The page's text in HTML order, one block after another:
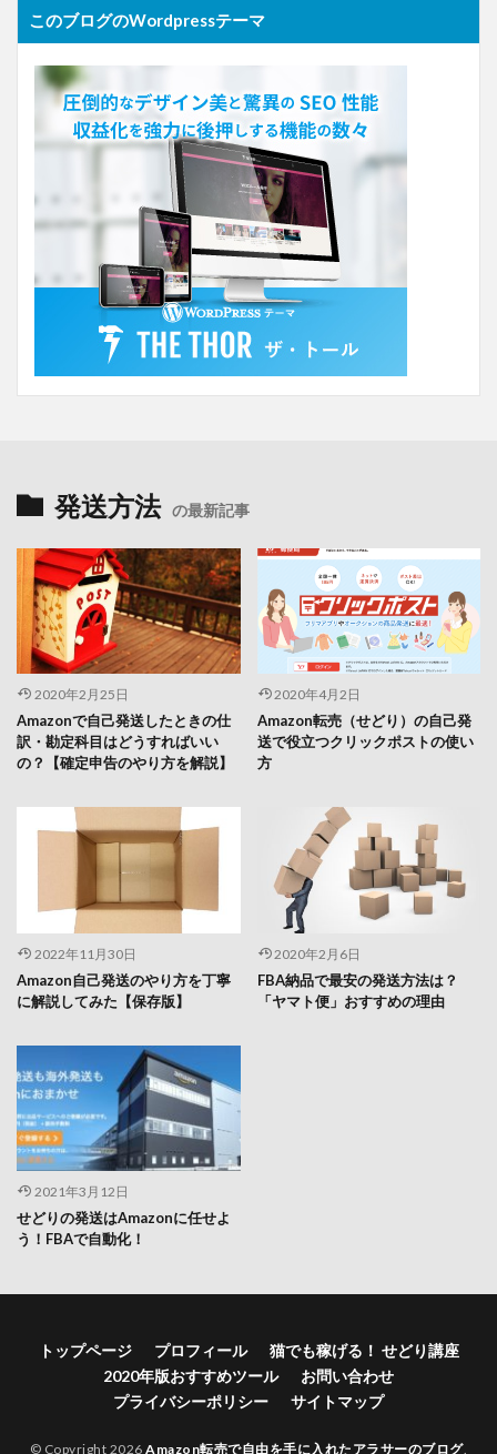
このブログのWordpressテーマ
発送方法 の最新記事
2020年2月25日
Amazonで自己発送したときの仕
訳・勘定科目はどうすればいい
の？【確定申告のやり方を解説】
2020年4月2日
Amazon転売（せどり）の自己発
送で役立つクリックポストの使い
方
2022年11月30日
Amazon自己発送のやり方を丁寧
に解説してみた【保存版】
2020年2月6日
FBA納品で最安の発送方法は？
「ヤマト便」おすすめの理由
2021年3月12日
せどりの発送はAmazonに任せよ
う！FBAで自動化！
トップページ プロフィール
猫でも稼げる！ せどり講座
2020年版おすすめツール
お問い合わせ
プライバシーポリシー
サイトマップ
© Copyright 2026Amazon転売で自由を手に入れたアラサーのブログ.